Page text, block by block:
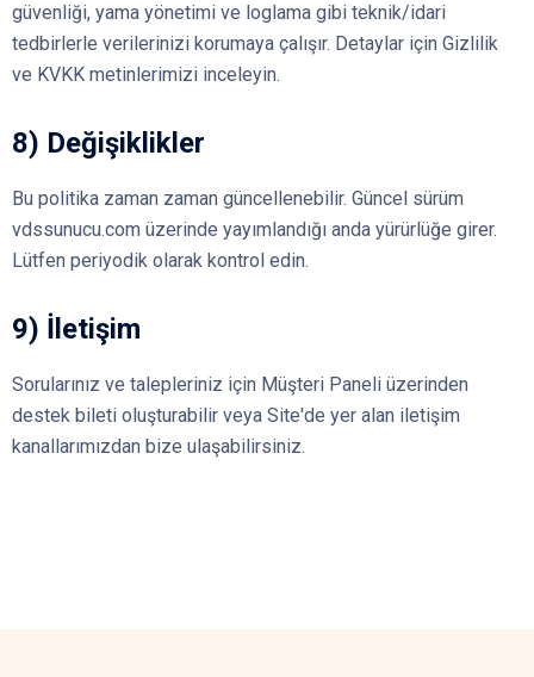
güvenliği, yama yönetimi ve loglama gibi teknik/idari
tedbirlerle verilerinizi korumaya çalışır. Detaylar için Gizlilik
ve KVKK metinlerimizi inceleyin.
8) Değişiklikler
Bu politika zaman zaman güncellenebilir. Güncel sürüm
vdssunucu.com üzerinde yayımlandığı anda yürürlüğe girer.
Lütfen periyodik olarak kontrol edin.
9) İletişim
Sorularınız ve talepleriniz için Müşteri Paneli üzerinden
destek bileti oluşturabilir veya Site'de yer alan iletişim
kanallarımızdan bize ulaşabilirsiniz.